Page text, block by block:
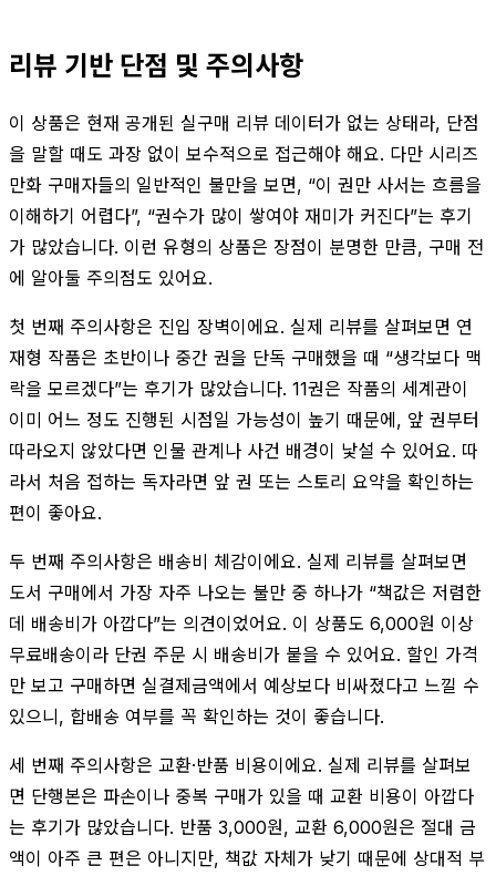
리뷰 기반 단점 및 주의사항
이 상품은 현재 공개된 실구매 리뷰 데이터가 없는 상태라, 단점
을 말할 때도 과장 없이 보수적으로 접근해야 해요. 다만 시리즈
만화 구매자들의 일반적인 불만을 보면, “이 권만 사서는 흐름을
이해하기 어렵다”, “권수가 많이 쌓여야 재미가 커진다”는 후기
가 많았습니다. 이런 유형의 상품은 장점이 분명한 만큼, 구매 전
에 알아둘 주의점도 있어요.
첫 번째 주의사항은 진입 장벽이에요. 실제 리뷰를 살펴보면 연
재형 작품은 초반이나 중간 권을 단독 구매했을 때 “생각보다 맥
락을 모르겠다”는 후기가 많았습니다. 11권은 작품의 세계관이
이미 어느 정도 진행된 시점일 가능성이 높기 때문에, 앞 권부터
따라오지 않았다면 인물 관계나 사건 배경이 낯설 수 있어요. 따
라서 처음 접하는 독자라면 앞 권 또는 스토리 요약을 확인하는
편이 좋아요.
두 번째 주의사항은 배송비 체감이에요. 실제 리뷰를 살펴보면
도서 구매에서 가장 자주 나오는 불만 중 하나가 “책값은 저렴한
데 배송비가 아깝다”는 의견이었어요. 이 상품도 6,000원 이상
무료배송이라 단권 주문 시 배송비가 붙을 수 있어요. 할인 가격
만 보고 구매하면 실결제금액에서 예상보다 비싸졌다고 느낄 수
있으니, 합배송 여부를 꼭 확인하는 것이 좋습니다.
세 번째 주의사항은 교환·반품 비용이에요. 실제 리뷰를 살펴보
면 단행본은 파손이나 중복 구매가 있을 때 교환 비용이 아깝다
는 후기가 많았습니다. 반품 3,000원, 교환 6,000원은 절대 금
액이 아주 큰 편은 아니지만, 책값 자체가 낮기 때문에 상대적 부